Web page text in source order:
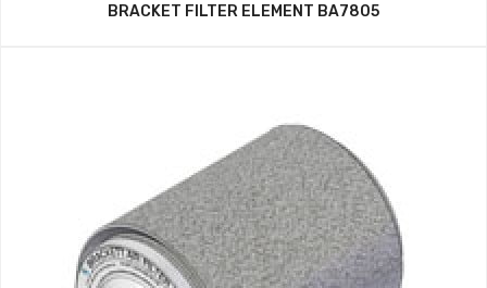
BRACKET FILTER ELEMENT BA7805